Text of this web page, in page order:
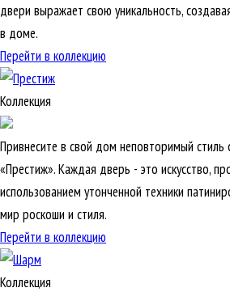
двери выражает свою уникальность,
в доме.
Перейти в коллекцию
Коллекция
Привнесите в свой дом неповторимый стиль
«Престиж». Каждая дверь - это искусство,
использованием утонченной техники
мир роскоши и стиля.
Перейти в коллекцию
Коллекция